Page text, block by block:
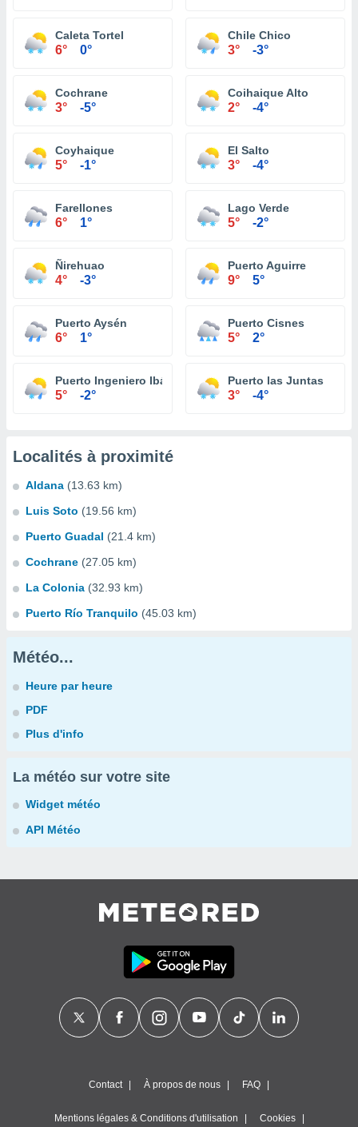
Caleta Tortel
6° 0°
Chile Chico
3° -3°
Cochrane
3° -5°
Coihaique Alto
2° -4°
Coyhaique
5° -1°
El Salto
3° -4°
Farellones
6° 1°
Lago Verde
5° -2°
Ñirehuao
4° -3°
Puerto Aguirre
9° 5°
Puerto Aysén
6° 1°
Puerto Cisnes
5° 2°
Puerto Ingeniero Ibáñez
5° -2°
Puerto las Juntas
3° -4°
Localités à proximité
Aldana (13.63 km)
Luis Soto (19.56 km)
Puerto Guadal (21.4 km)
Cochrane (27.05 km)
La Colonia (32.93 km)
Puerto Río Tranquilo (45.03 km)
Météo...
Heure par heure
PDF
Plus d'info
La météo sur votre site
Widget météo
API Météo
Contact À propos de nous FAQ
Mentions légales & Conditions d'utilisation Cookies